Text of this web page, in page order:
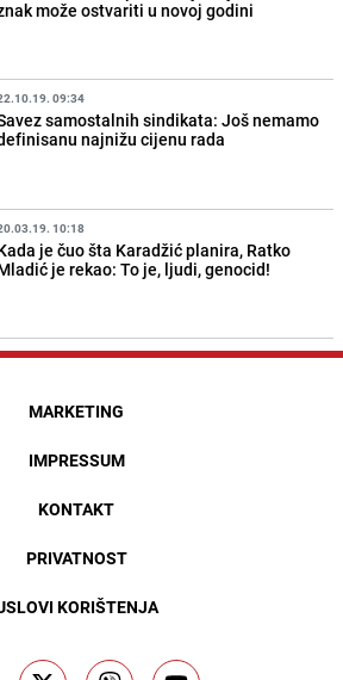
može ostvariti u novoj godini
09:34
samostalnih sindikata: Još nemamo
najnižu cijenu rada
10:18
je čuo šta Karadžić planira, Ratko
je rekao: To je, ljudi, genocid!
MARKETING
IMPRESSUM
KONTAKT
PRIVATNOST
KORIŠTENJA